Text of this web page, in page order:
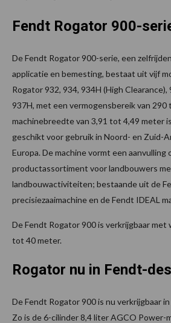
Fendt Rogator 900-
De Fendt Rogator 900-serie, een
applicatie en bemesting, bestaat uit vijf
Rogator 932, 934, 934H (High
937H, met een vermogensbereik van 290
machinebreedte van 3,91 tot 4,49 meter
geschikt voor gebruik in Noord- en Zuid-
Europa. De machine vormt een aanvulling
productassortiment voor landbouwers
landbouwactiviteiten; bestaande uit de
precisiezaaimachine en de Fendt IDEAL
De Fendt Rogator 900 is verkrijgbaar
tot 40 meter.
Rogator nu in Fendt-
De Fendt Rogator 900 is nu verkrijgbaar
Zo is de 6-cilinder 8,4 liter AGCO